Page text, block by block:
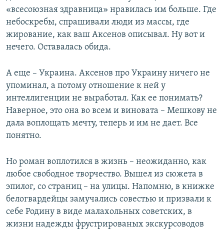
«всесоюзная здравница» нравилась им больше. Где
небоскребы, спрашивали люди из массы, где
жирование, как ваш Аксенов описывал. Ну вот и
нечего. Оставалась обида.
А еще – Украина. Аксенов про Украину ничего не
упоминал, а потому отношение к ней у
интеллигенции не выработал. Как ее понимать?
Наверное, это она во всем и виновата – Мешкову не
дала воплощать мечту, теперь и им не дает. Все
понятно.
Но роман воплотился в жизнь – неожиданно, как
любое свободное творчество. Вышел из сюжета в
эпилог, со страниц – на улицы. Напомню, в книжке
белогвардейцы замучались совестью и призвали к
себе Родину в виде малахольных советских, в
жизни надежды фрустрированых экскурсоводов